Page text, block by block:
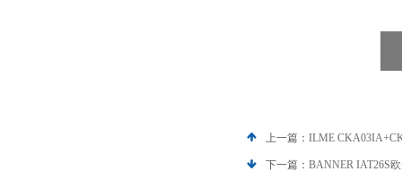
上一篇： ILME
下一篇： BANNER IAT26S